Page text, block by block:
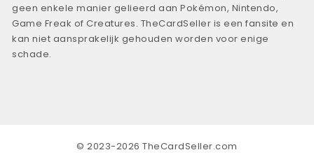
geen enkele manier gelieerd aan Pokémon, Nintendo,
Game Freak of Creatures. TheCardSeller is een fansite en
kan niet aansprakelijk gehouden worden voor enige
schade.
© 2023-2026 TheCardSeller.com